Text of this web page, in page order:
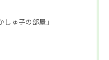
ゅ子の部屋」